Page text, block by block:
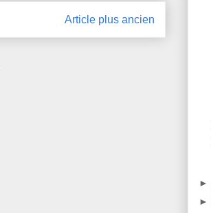
Article plus ancien
►
►